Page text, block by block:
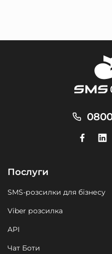
Послуги
SMS-розсилки для бізнесу
Viber розсилка
API
Чат Боти